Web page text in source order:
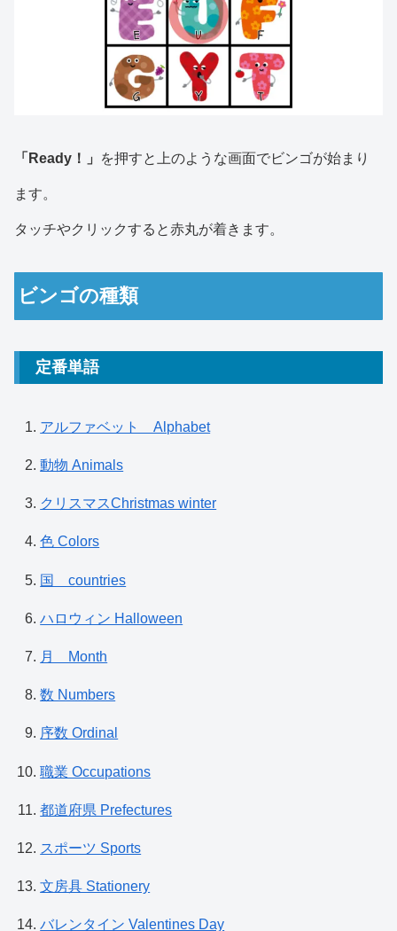
「Ready！」 を押すと上のような画面でビンゴが始まり
ます。
タッチやクリックすると赤丸が着きます。
ビンゴの種類
定番単語
アルファベット Alphabet
動物 Animals
クリスマスChristmas winter
色 Colors
国 countries
ハロウィン Halloween
月 Month
数 Numbers
序数 Ordinal
職業 Occupations
都道府県 Prefectures
スポーツ Sports
文房具 Stationery
バレンタイン Valentines Day